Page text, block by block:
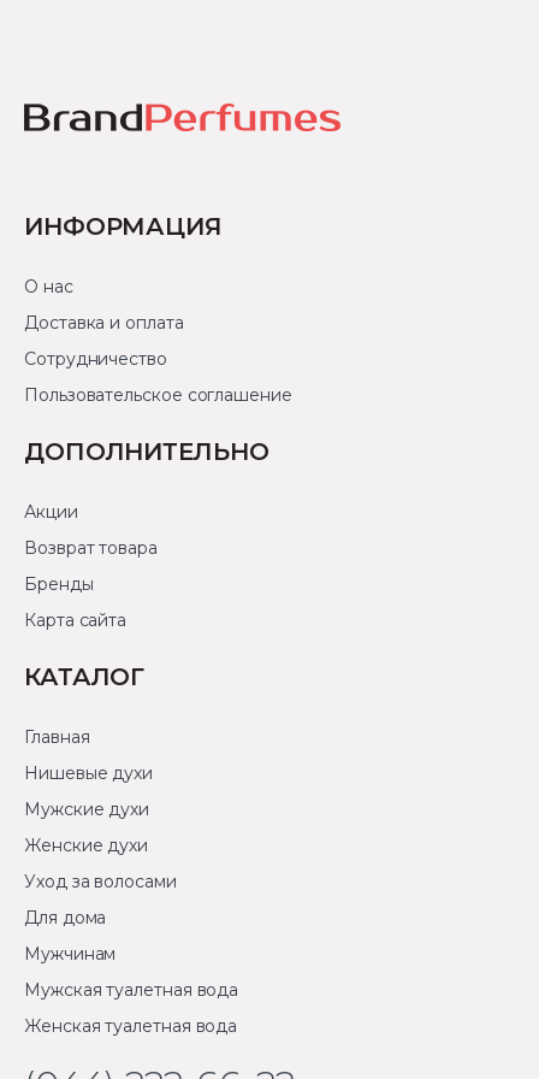
ИНФОРМАЦИЯ
О нас
Доставка и оплата
Сотрудничество
Пользовательское соглашение
ДОПОЛНИТЕЛЬНО
Акции
Возврат товара
Бренды
Карта сайта
КАТАЛОГ
Главная
Нишевые духи
Мужские духи
Женские духи
Уход за волосами
Для дома
Мужчинам
Мужская туалетная вода
Женская туалетная вода